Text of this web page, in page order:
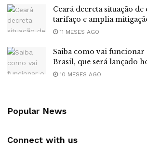
Ceará decreta situação
tarifaço e amplia
11 MESES AGO
Saiba como vai funcionar
Brasil, que será lançado
10 MESES AGO
Popular News
Connect with us